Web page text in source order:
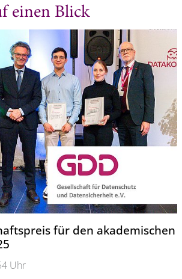
einen Blick
für den akademischen
Uhr